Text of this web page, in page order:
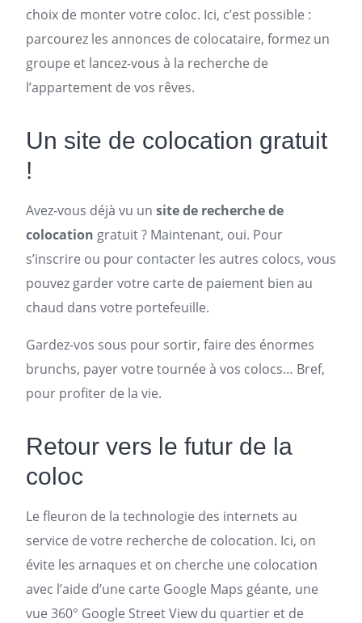
choix de monter votre coloc. Ici, c’est possible :
parcourez les annonces de colocataire, formez un
groupe et lancez-vous à la recherche de
l’appartement de vos rêves.
Un site de colocation gratuit
!
Avez-vous déjà vu un site de recherche de
colocation gratuit ? Maintenant, oui. Pour
s’inscrire ou pour contacter les autres colocs, vous
pouvez garder votre carte de paiement bien au
chaud dans votre portefeuille.
Gardez-vos sous pour sortir, faire des énormes
brunchs, payer votre tournée à vos colocs… Bref,
pour profiter de la vie.
Retour vers le futur de la
coloc
Le fleuron de la technologie des internets au
service de votre recherche de colocation. Ici, on
évite les arnaques et on cherche une colocation
avec l’aide d’une carte Google Maps géante, une
vue 360° Google Street View du quartier et de